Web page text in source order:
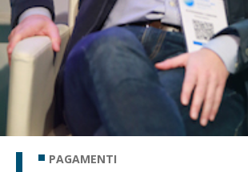
PAGAMENTI